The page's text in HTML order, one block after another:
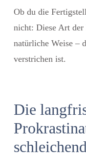
Ob du die
nicht: Diese Art der
natürliche Weise –
verstrichen ist.
Die